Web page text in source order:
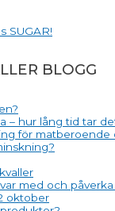
SUGAR!
BLOGG
– hur lång tid tar
för matberoende
med och
oktober